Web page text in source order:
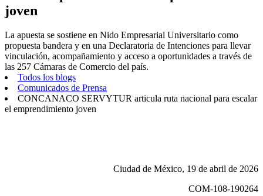
joven
La apuesta se sostiene en Nido Empresarial Universitario como
propuesta bandera y en una Declaratoria de Intenciones para llevar
vinculación, acompañamiento y acceso a oportunidades a través de
las 257 Cámaras de Comercio del país.
Todos los blogs
Comunicados de Prensa
CONCANACO SERVYTUR articula ruta nacional para escalar
el emprendimiento joven
Ciudad de México, 19 de abril de 2026
COM-108-190264